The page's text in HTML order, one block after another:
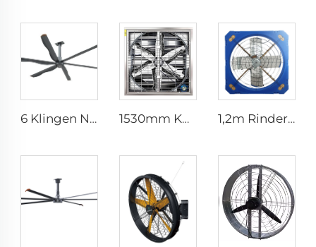
6 Klingen Neues Design Kommerzieller Deckenventilator mit AC-Motor 1530mm Kuhstall galvanisierter industrieller rostfreier Stahlwandlüfter, Ventilations-Abluftlüfter 1,2m Rinderstall Ventilation Treibhauslüfter Milchvieh Abgase Lüfter Kuhstall Abgase